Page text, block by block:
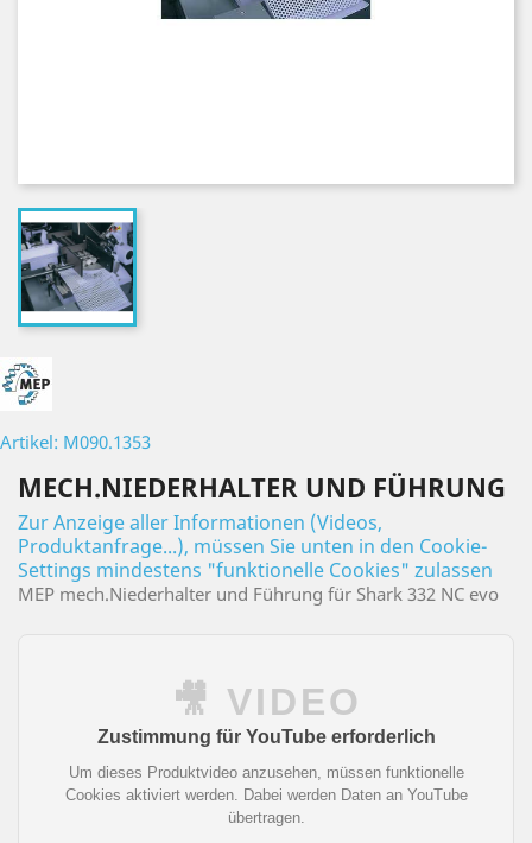
Artikel: M090.1353
MECH.NIEDERHALTER UND FÜHRUNG
Zur Anzeige aller Informationen (Videos,
Produktanfrage...), müssen Sie unten in den Cookie-
Settings mindestens "funktionelle Cookies" zulassen
MEP mech.Niederhalter und Führung für Shark 332 NC evo
🎥 VIDEO
Zustimmung für YouTube erforderlich
Um dieses Produktvideo anzusehen, müssen funktionelle
Cookies aktiviert werden. Dabei werden Daten an YouTube
übertragen.